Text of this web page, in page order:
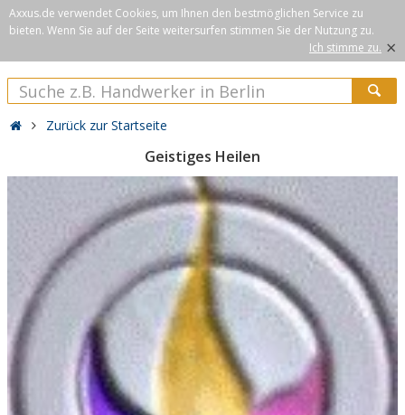
Axxus.de verwendet Cookies, um Ihnen den bestmöglichen Service zu
bieten. Wenn Sie auf der Seite weitersurfen stimmen Sie der Nutzung zu.
Ich stimme zu. ×
Zurück zur Startseite
Geistiges Heilen